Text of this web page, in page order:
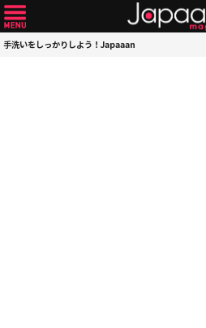
手洗いをしっかりしよう！Japaaan